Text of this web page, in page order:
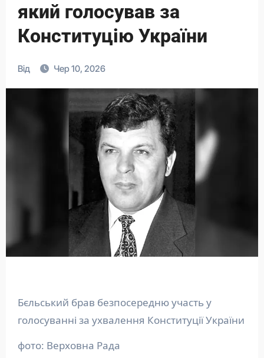
який голосував за
Конституцію України
Від Чер 10, 2026
Бєльський брав безпосередню участь у
голосуванні за ухвалення Конституції України
фото: Верховна Рада